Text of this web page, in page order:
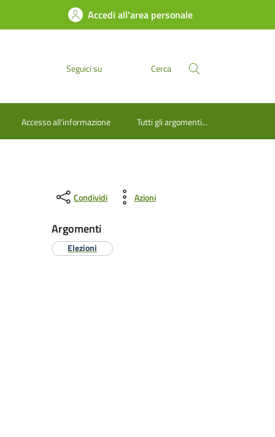
Accedi all'area personale
Seguici su Cerca
Accesso all'informazione Tutti gli argomenti...
Condividi Azioni
Argomenti
Elezioni